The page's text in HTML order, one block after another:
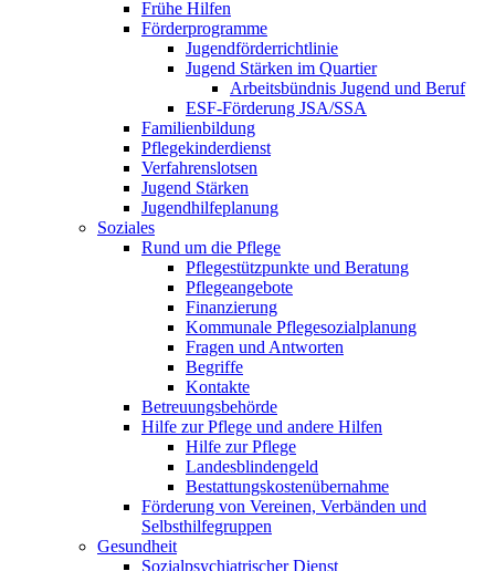
Frühe Hilfen
Förderprogramme
Jugendförderrichtlinie
Jugend Stärken im Quartier
Arbeitsbündnis Jugend und Beruf
ESF-Förderung JSA/SSA
Familienbildung
Pflegekinderdienst
Verfahrenslotsen
Jugend Stärken
Jugendhilfeplanung
Soziales
Rund um die Pflege
Pflegestützpunkte und Beratung
Pflegeangebote
Finanzierung
Kommunale Pflegesozialplanung
Fragen und Antworten
Begriffe
Kontakte
Betreuungsbehörde
Hilfe zur Pflege und andere Hilfen
Hilfe zur Pflege
Landesblindengeld
Bestattungskosten­übernahme
Förderung von Vereinen, Verbänden und
Selbsthilfegruppen
Gesundheit
Sozialpsychiatrischer Dienst